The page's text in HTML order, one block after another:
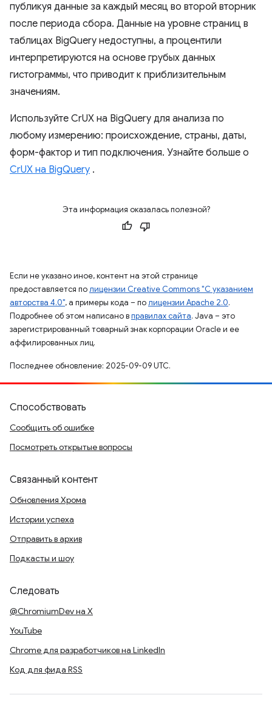
публикуя данные за каждый месяц во второй вторник
после периода сбора. Данные на уровне страниц в
таблицах BigQuery недоступны, а процентили
интерпретируются на основе грубых данных
гистограммы, что приводит к приблизительным
значениям.
Используйте CrUX на BigQuery для анализа по
любому измерению: происхождение, страны, даты,
форм-фактор и тип подключения. Узнайте больше о
CrUX на BigQuery .
Эта информация оказалась полезной?
Если не указано иное, контент на этой странице
предоставляется полицензии Creative Commons "С указанием
авторства 4.0", а примеры кода – полицензии Apache 2.0.
Подробнее об этом написано вправилах сайта. Java – это
зарегистрированный товарный знак корпорации Oracle и ее
аффилированных лиц.
Последнее обновление: 2025-09-09 UTC.
Способствовать
Сообщить об ошибке
Посмотреть открытые вопросы
Связанный контент
Обновления Хрома
Истории успеха
Отправить в архив
Подкасты и шоу
Следовать
@ChromiumDev на X
YouTube
Chrome для разработчиков на LinkedIn
Код для фида RSS